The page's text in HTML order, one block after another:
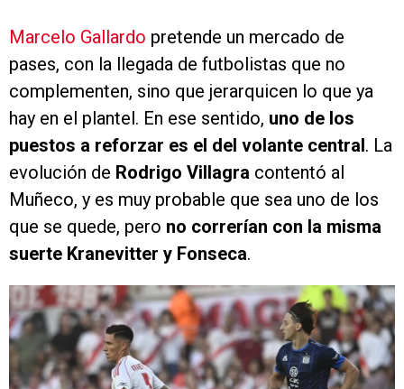
Marcelo Gallardo pretende un mercado de
pases, con la llegada de futbolistas que no
complementen, sino que jerarquicen lo que ya
hay en el plantel. En ese sentido, uno de los
puestos a reforzar es el del volante central . La
evolución de Rodrigo Villagra contentó al
Muñeco, y es muy probable que sea uno de los
que se quede, pero no correrían con la misma
suerte Kranevitter y Fonseca.